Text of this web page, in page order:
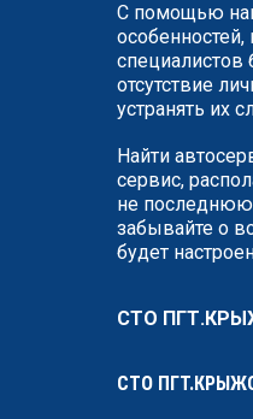
С помощью
отсутствие
устранять их
Найти
сервис,
не последнюю
забывайте о
будет
СТО
СТО